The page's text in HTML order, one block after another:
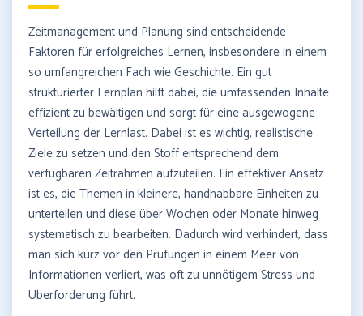
Zeitmanagement und Planung sind entscheidende
Faktoren für erfolgreiches Lernen, insbesondere in einem
so umfangreichen Fach wie Geschichte. Ein gut
strukturierter Lernplan hilft dabei, die umfassenden Inhalte
effizient zu bewältigen und sorgt für eine ausgewogene
Verteilung der Lernlast. Dabei ist es wichtig, realistische
Ziele zu setzen und den Stoff entsprechend dem
verfügbaren Zeitrahmen aufzuteilen. Ein effektiver Ansatz
ist es, die Themen in kleinere, handhabbare Einheiten zu
unterteilen und diese über Wochen oder Monate hinweg
systematisch zu bearbeiten. Dadurch wird verhindert, dass
man sich kurz vor den Prüfungen in einem Meer von
Informationen verliert, was oft zu unnötigem Stress und
Überforderung führt.